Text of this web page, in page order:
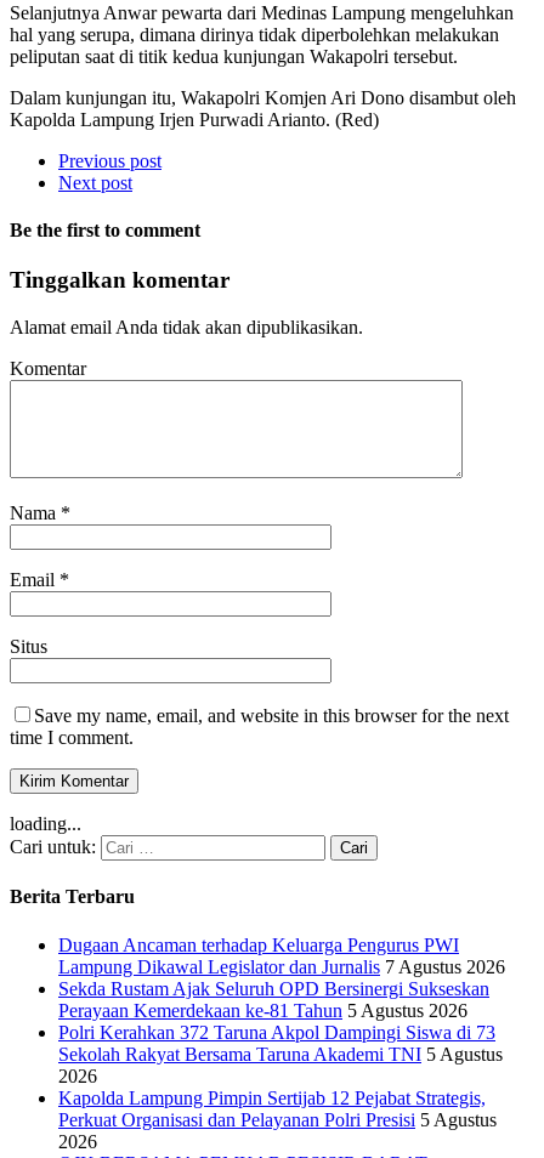
Selanjutnya Anwar pewarta dari Medinas Lampung mengeluhkan
hal yang serupa, dimana dirinya tidak diperbolehkan melakukan
peliputan saat di titik kedua kunjungan Wakapolri tersebut.
Dalam kunjungan itu, Wakapolri Komjen Ari Dono disambut oleh
Kapolda Lampung Irjen Purwadi Arianto. (Red)
Previous post
Next post
Be the first to comment
Tinggalkan komentar
Alamat email Anda tidak akan dipublikasikan.
Komentar
Nama *
Email *
Situs
Save my name, email, and website in this browser for the next
time I comment.
loading...
Cari untuk:
Berita Terbaru
Dugaan Ancaman terhadap Keluarga Pengurus PWI
Lampung Dikawal Legislator dan Jurnalis 7 Agustus 2026
Sekda Rustam Ajak Seluruh OPD Bersinergi Sukseskan
Perayaan Kemerdekaan ke-81 Tahun 5 Agustus 2026
Polri Kerahkan 372 Taruna Akpol Dampingi Siswa di 73
Sekolah Rakyat Bersama Taruna Akademi TNI 5 Agustus
2026
Kapolda Lampung Pimpin Sertijab 12 Pejabat Strategis,
Perkuat Organisasi dan Pelayanan Polri Presisi 5 Agustus
2026